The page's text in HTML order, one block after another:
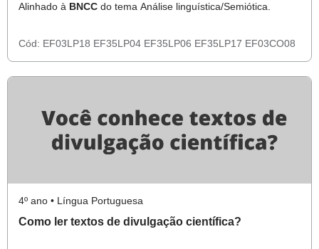
Alinhado à BNCC do tema Análise linguística/Semiótica.
Cód: EF03LP18 EF35LP04 EF35LP06 EF35LP17 EF03CO08
4º ano • Língua Portuguesa
Como ler textos de divulgação científica?